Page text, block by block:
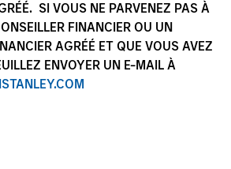
SI VOUS NE PARVENEZ PAS À
FINANCIER OU UN
AGRÉÉ ET QUE VOUS AVEZ
ENVOYER UN E-MAIL À